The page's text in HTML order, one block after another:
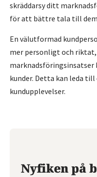
skräddarsy ditt
för att bättre tala till dem
En välutformad
mer personligt och
marknadsföringsinsatser
kunder. Detta kan leda
kundupplevelser.
Nyfiken på